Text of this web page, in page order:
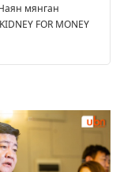
мянган
FOR MONEY